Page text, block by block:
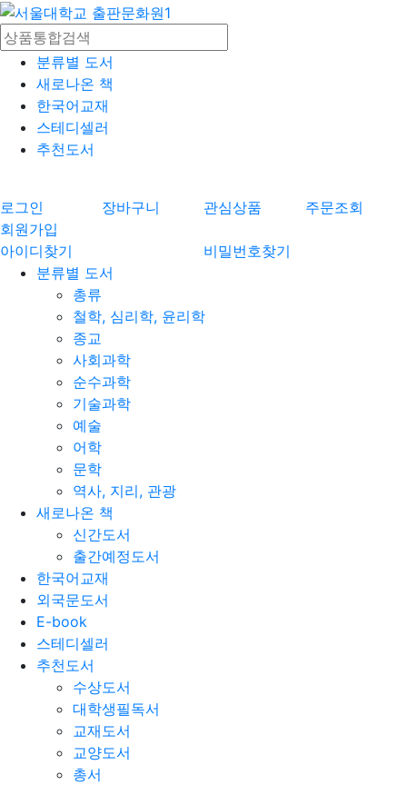
분류별 도서
새로나온 책
한국어교재
스테디셀러
추천도서
로그인 장바구니 관심상품
주문조회
회원가입
아이디찾기
비밀번호찾기
분류별 도서
총류
철학, 심리학, 윤리학
종교
사회과학
순수과학
기술과학
예술
어학
문학
역사, 지리, 관광
새로나온 책
신간도서
출간예정도서
한국어교재
외국문도서
E-book
스테디셀러
추천도서
수상도서
대학생필독서
교재도서
교양도서
총서